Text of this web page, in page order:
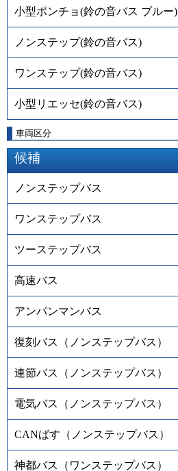
小型ポンチョ(鈴の音バス ブルー)
ノンステップ(鈴の音バス)
ワンステップ(鈴の音バス)
小型リエッセ(鈴の音バス)
車両区分
候補
ノンステップバス
ワンステップバス
ツーステップバス
高速バス
アンパンマンバス
復刻バス（ノンステップバス）
連節バス（ノンステップバス）
電気バス（ノンステップバス）
CANばす（ノンステップバス）
神都バス（ワンステップバス）